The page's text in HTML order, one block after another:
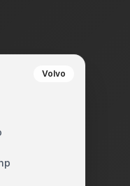
Volvo